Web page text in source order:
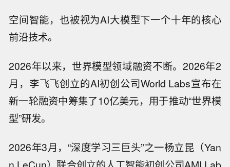
空间智能，也被视为AI大模型下一个十年的核心
前沿技术。
2026年以来，世界模型领域融资不断。2026年2
月，李飞飞创立的AI初创公司World Labs宣布在
新一轮融资中筹集了10亿美元，用于推动“世界模
型”研发。
2026年3月，“深度学习三巨头”之一杨立昆（Yan